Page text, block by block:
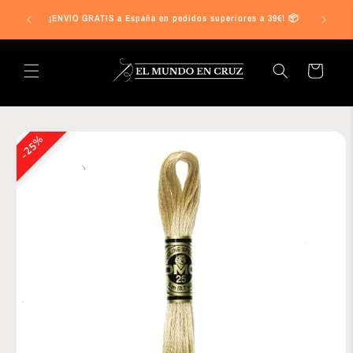
directamente
25€ en ¡ENVIO GRATIS a España en pedidos superiores a 39€! 📦
Carrito
directamente
a la
información
del producto
25%